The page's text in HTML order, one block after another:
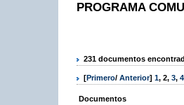
PROGRAMA
231 documentos
[Primero/ Anterior] 1, 2, 3, 4
Documentos